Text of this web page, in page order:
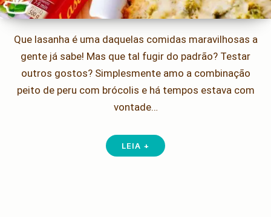
Que lasanha é uma daquelas comidas maravilhosas a
gente já sabe! Mas que tal fugir do padrão? Testar
outros gostos? Simplesmente amo a combinação
peito de peru com brócolis e há tempos estava com
vontade…
LEIA +